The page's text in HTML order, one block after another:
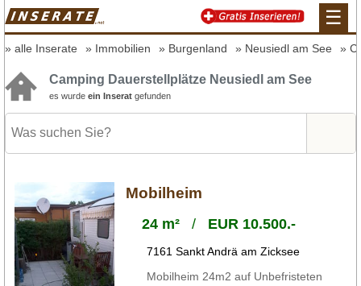
☰
alle Inserate Immobilien Burgenland Neusiedl am See
Camping Dauerstellplätze Neusiedl am See
es wurde ein Inserat gefunden
Mobilheim
24 m²/ EUR 10.500.-
7161 Sankt Andrä am Zicksee
Mobilheim 24m2 auf Unbefristeten